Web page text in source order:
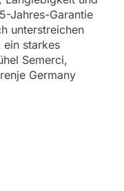
Jahres-Garantie
unterstreichen
ein starkes
Semerci,
Germany